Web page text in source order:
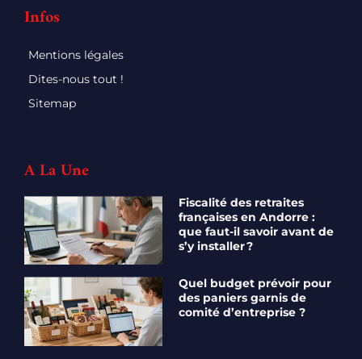
Infos
Mentions légales
Dites-nous tout !
Sitemap
A La Une
Fiscalité des retraites
françaises en Andorre :
que faut-il savoir avant de
s’y installer ?
Quel budget prévoir pour
des paniers garnis de
comité d’entreprise ?